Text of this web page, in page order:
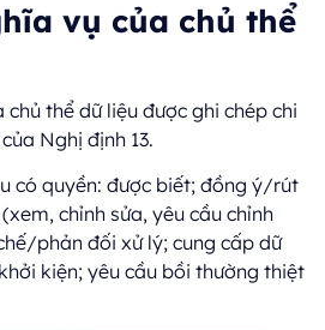
vụ của chủ thể
thể dữ liệu được ghi chép chi
Nghị định 13.
có quyền: được biết; đồng ý/rút
chỉnh sửa, yêu cầu chỉnh
phản đối xử lý; cung cấp dữ
kiện; yêu cầu bồi thường thiệt